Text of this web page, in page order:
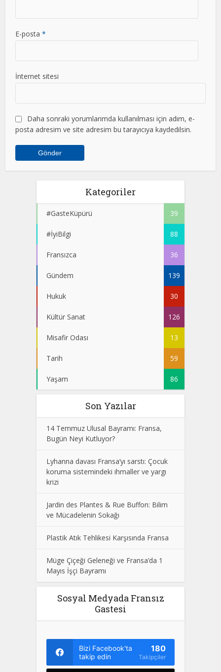
E-posta*
İnternet sitesi
Daha sonraki yorumlarımda kullanılması için adım, e-
posta adresim ve site adresim bu tarayıcıya kaydedilsin.
Kategoriler
#GasteKüpürü 39
#İyiBilgi 88
Fransızca 36
Gündem 139
Hukuk 30
Kültür Sanat 126
Misafir Odası 13
Tarih 59
Yaşam 86
Son Yazılar
14 Temmuz Ulusal Bayramı: Fransa,
Bugün Neyi Kutluyor?
Lyhanna davası Fransa’yı sarstı: Çocuk
koruma sistemindeki ihmaller ve yargı
krizi
Jardin des Plantes & Rue Buffon: Bilim
ve Mücadelenin Sokağı
Plastik Atık Tehlikesi Karşısında Fransa
Müge Çiçeği Geleneği ve Fransa’da 1
Mayıs İşçi Bayramı
Sosyal Medyada Fransız
Gastesi
Bizi Facebook'ta
takip edin
180
Takipçiler